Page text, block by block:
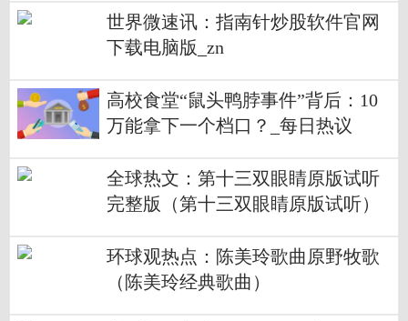
世界微速讯：指南针炒股软件官网
下载电脑版_zn
高校食堂“鼠头鸭脖事件”背后：10
万能拿下一个档口？_每日热议
全球热文：第十三双眼睛原版试听
完整版（第十三双眼睛原版试听）
环球观热点：陈美玲歌曲原野牧歌
（陈美玲经典歌曲）